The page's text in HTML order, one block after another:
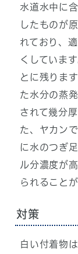
水道水中に
したものが
れており、
くしていま
とに残りま
た水分の蒸
されて幾分
た、ヤカン
に水のつぎ
ル分濃度が
られること
対策
白い付着物